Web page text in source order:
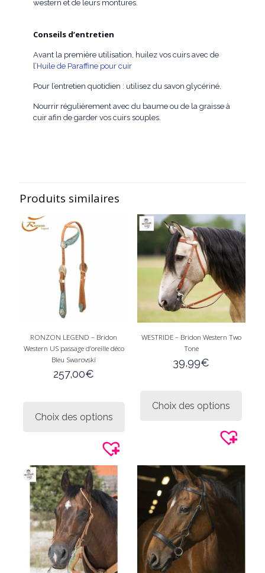
western et de leurs montures.
Conseils d’entretien
Avant la première utilisation, huilez vos cuirs avec de
l’Huile de Paraffine pour cuir
Pour l’entretien quotidien : utilisez du savon glycériné.
Nourrir régulièrement avec du baume ou de la graisse à
cuir afin de garder vos cuirs souples.
Produits similaires
RONZON LEGEND – Bridon
Western US passage d’oreille déco
Bleu Swarovski
257,00€
Choix des options
options
peuvent
produit
WESTRIDE – Bridon Western Two
Tone
39,99€
Choix des options